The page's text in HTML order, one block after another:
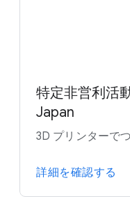
特定非営利活
Japan
3D プリンターで
詳細を確認する